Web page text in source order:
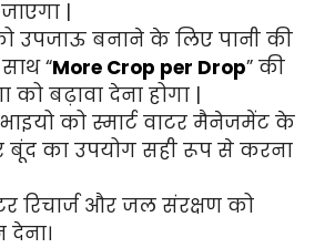
|
उपजाऊ बनाने के लिए पानी की
“More Crop per Drop” की
को बढ़ावा देना होगा |
को स्मार्ट वाटर मैनेजमेंट के
बूंद का उपयोग सही रूप से करना
रिचार्ज और जल संरक्षण को
देना।